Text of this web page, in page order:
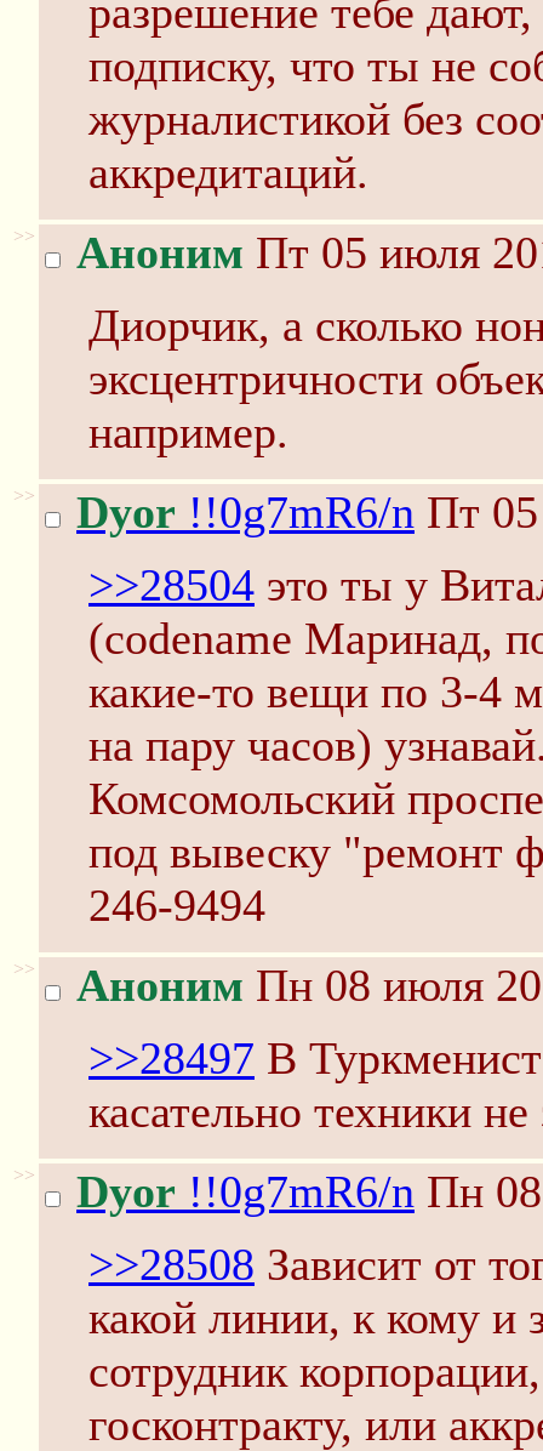
разрешение тебе
подписку, что ты не
журналистикой без
аккредитаций.
>> Аноним Пт 05 июля
Диорчик, а сколько
эксцентричности
например.
>> Dyor !!0g7mR6/n Пт
>>28504 это ты у
(codename Маринад,
какие-то вещи по 3-4
на пару часов)
Комсомольский
под вывеску "ремонт
246-9494
>> Аноним Пн 08 июля
>>28497 В
касательно техники не
>> Dyor !!0g7mR6/n Пн
>>28508 Зависит от
какой линии, к кому и
сотрудник
госконтракту, или